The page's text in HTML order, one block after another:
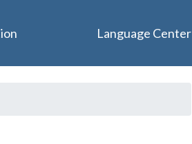
Language Center